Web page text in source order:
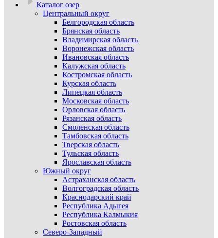
Каталог озер
Центральный округ
Белгородская область
Брянская область
Владимирская область
Воронежская область
Ивановская область
Калужская область
Костромская область
Курская область
Липецкая область
Московская область
Орловская область
Рязанская область
Смоленская область
Тамбовская область
Тверская область
Тульская область
Ярославская область
Южный округ
Астраханская область
Волгоградская область
Краснодарский край
Республика Адыгея
Республика Калмыкия
Ростовская область
Северо-Западный